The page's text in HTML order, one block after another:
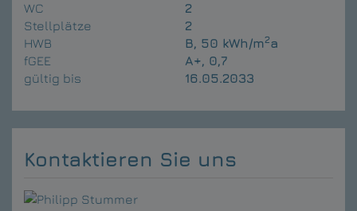
WC
2
Stellplätze
2
HWB
B, 50 kWh/m2a
fGEE
A+, 0,7
gültig bis
16.05.2033
Kontaktieren Sie uns